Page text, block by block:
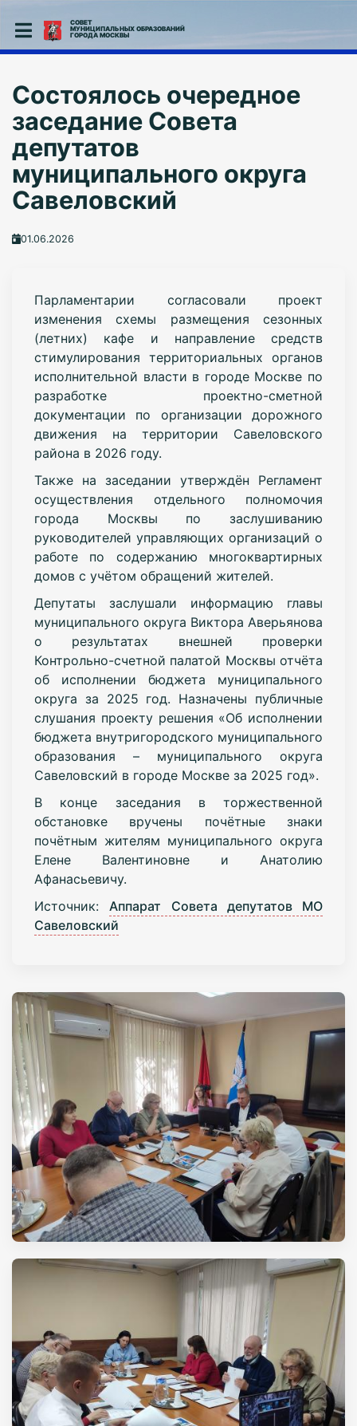
СОВЕТ
МУНИЦИПАЛЬНЫХ ОБРАЗОВАНИЙ
ГОРОДА МОСКВЫ
Состоялось очередное
заседание Совета
депутатов
муниципального округа
Савеловский
01.06.2026
Парламентарии согласовали проект
изменения схемы размещения сезонных
(летних) кафе и направление средств
стимулирования территориальных органов
исполнительной власти в городе Москве по
разработке проектно-сметной
документации по организации дорожного
движения на территории Савеловского
района в 2026 году.
Также на заседании утверждён Регламент
осуществления отдельного полномочия
города Москвы по заслушиванию
руководителей управляющих организаций о
работе по содержанию многоквартирных
домов с учётом обращений жителей.
Депутаты заслушали информацию главы
муниципального округа Виктора Аверьянова
о результатах внешней проверки
Контрольно-счетной палатой Москвы отчёта
об исполнении бюджета муниципального
округа за 2025 год. Назначены публичные
слушания проекту решения «Об исполнении
бюджета внутригородского муниципального
образования – муниципального округа
Савеловский в городе Москве за 2025 год».
В конце заседания в торжественной
обстановке вручены почётные знаки
почётным жителям муниципального округа
Елене Валентиновне и Анатолию
Афанасьевичу.
Источник: Аппарат Совета депутатов МО
Савеловский